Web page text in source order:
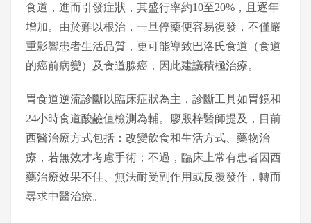
食道，進而引發症狀，其盛行率約10至20%，且逐年
增加。由於難以根治，一旦停藥便容易復發，不僅嚴
重影響患者生活品質，更可能導致巴洛氏食道（食道
的癌前病變）及食道腺癌，因此建議積極治療。
胃食道逆流診斷以臨床症狀為主，診斷工具如胃鏡和
24小時食道酸鹼值檢測為輔。廖殷梓醫師提及，目前
西醫治療方式包括：改變飲食和生活方式、藥物治
療，若無效才考慮手術；不過，臨床上常有患者因西
藥治療效果不佳、無法耐受副作用或反覆發作，轉而
尋求中醫治療。